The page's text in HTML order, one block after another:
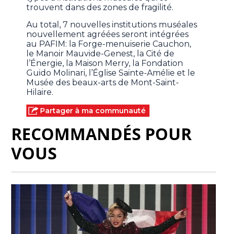
trouvent dans des zones de fragilité.
Au total, 7 nouvelles institutions muséales
nouvellement agréées seront intégrées
au PAFIM: la Forge-menuiserie Cauchon,
le Manoir Mauvide-Genest, la Cité de
l’Énergie, la Maison Merry, la Fondation
Guido Molinari, l’Église Sainte-Amélie et le
Musée des beaux-arts de Mont-Saint-
Hilaire.
Partager à ma communauté
RECOMMANDÉS POUR
VOUS